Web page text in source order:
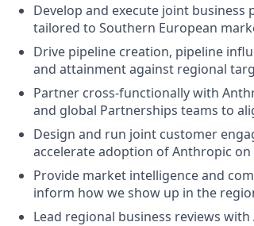
Develop and execute joint
tailored to Southern European
Drive pipeline creation, pipeline
and attainment against regional
Partner cross-functionally with
and global Partnerships teams to
Design and run joint customer
accelerate adoption of Anthropic on
Provide market intelligence and
inform how we show up in the
Lead regional business reviews